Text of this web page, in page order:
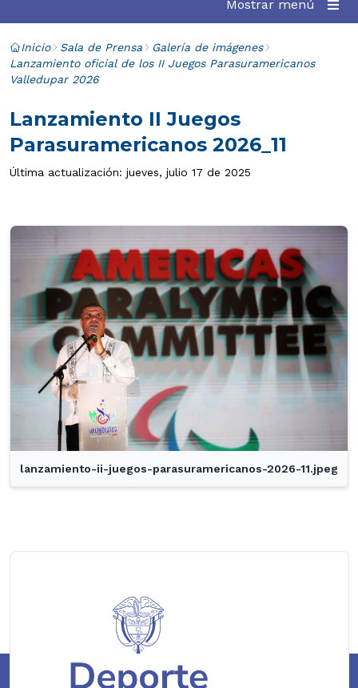
Mostrar menú
Inicio Sala de Prensa
Galería de imágenes
Lanzamiento oficial de los II Juegos Parasuramericanos
Valledupar 2026
Lanzamiento II Juegos
Parasuramericanos 2026_11
Última actualización: jueves, julio 17 de 2025
lanzamiento-ii-juegos-parasuramericanos-2026-11.jpeg